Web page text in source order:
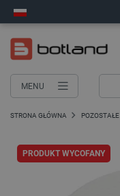
MENU
STRONA GŁÓWNA POZOSTAŁE
PRODUKT WYCOFANY